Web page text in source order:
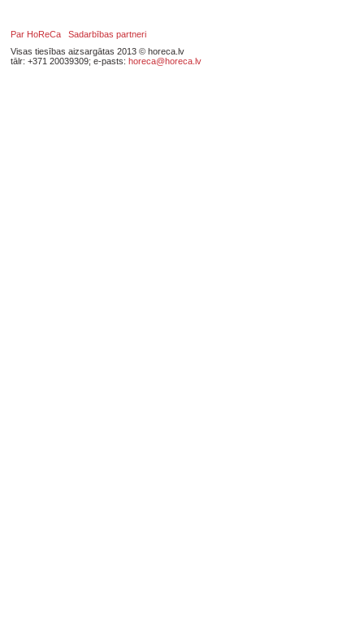
Par HoReCa
Sadarbības partneri
Visas tiesības aizsargātas 2013 © horeca.lv
tālr: +371 20039309; e-pasts: horeca@horeca.lv